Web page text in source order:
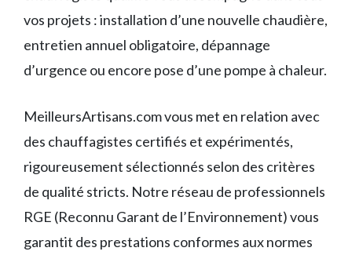
vos projets : installation d’une nouvelle chaudière,
entretien annuel obligatoire, dépannage
d’urgence ou encore pose d’une pompe à chaleur.
MeilleursArtisans.com vous met en relation avec
des chauffagistes certifiés et expérimentés,
rigoureusement sélectionnés selon des critères
de qualité stricts. Notre réseau de professionnels
RGE (Reconnu Garant de l’Environnement) vous
garantit des prestations conformes aux normes